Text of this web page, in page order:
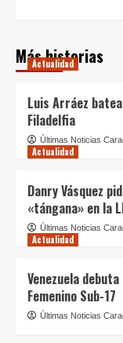
Más historias
Actualidad
Luis Arráez
Filadelfia
Últimas Noticias
Actualidad
Danry Vásquez
«tángana» en la
Últimas Noticias
Actualidad
Venezuela
Femenino Sub-17
Últimas Noticias